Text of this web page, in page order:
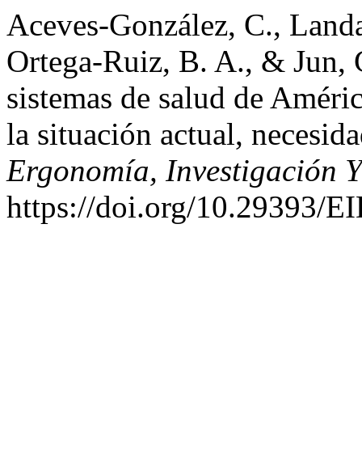
Aceves-González, C.,
Ortega-Ruiz, B. A., & Jun,
sistemas de salud de
la situación actual,
Ergonomía, Investigación
https://doi.org/10.29393/